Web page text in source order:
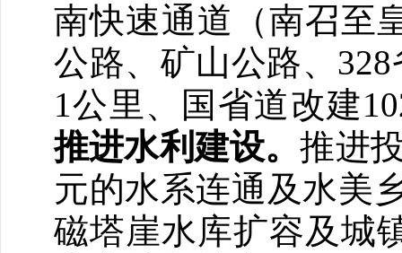
南快速通道（南召至
公路、矿山公路、
1公里、国省道改建
推进水利建设。推进
元的水系连通及水美
磁塔崖水库扩容及城